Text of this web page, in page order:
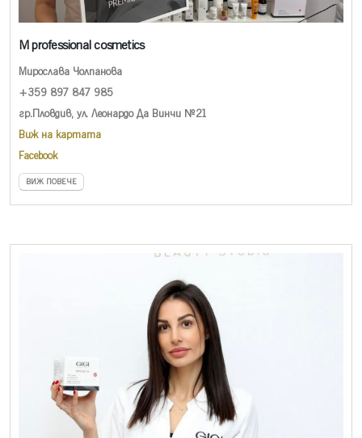
M professional cosmetics
Мирослава Чолпанова
+359 897 847 985
гр.Пловдив, ул. Леонардо Да Винчи №21
Виж на картата
Facebook
ВИЖ ПОВЕЧЕ